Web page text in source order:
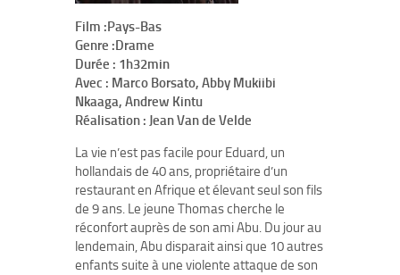
Film :Pays-Bas
Genre :Drame
Durée : 1h32min
Avec : Marco Borsato, Abby Mukiibi
Nkaaga, Andrew Kintu
Réalisation : Jean Van de Velde
La vie n’est pas facile pour Eduard, un
hollandais de 40 ans, propriétaire d’un
restaurant en Afrique et élevant seul son fils
de 9 ans. Le jeune Thomas cherche le
réconfort auprès de son ami Abu. Du jour au
lendemain, Abu disparait ainsi que 10 autres
enfants suite à une violente attaque de son